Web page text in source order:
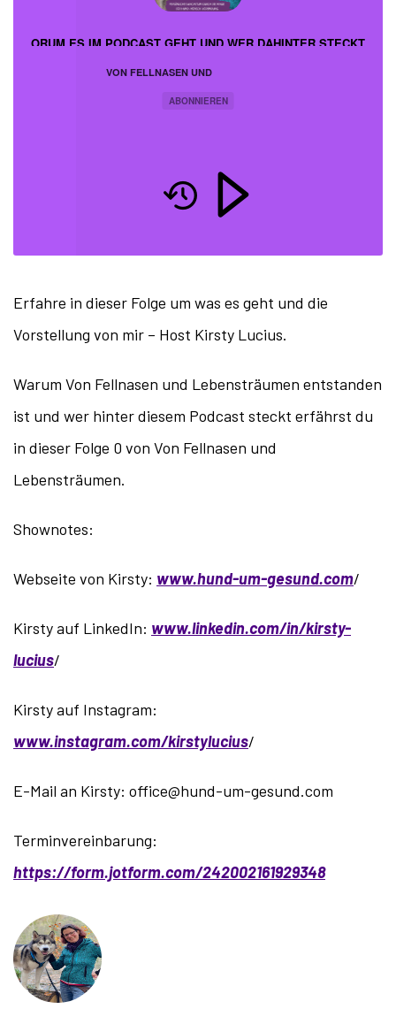
VON FELLNASEN UND
ABONNIEREN
WORUM ES IM PODCAST GEHT UND WER DAHINTER STECKT
Erfahre in dieser Folge um was es geht und die
Vorstellung von mir – Host Kirsty Lucius.
Warum Von Fellnasen und Lebensträumen entstanden
ist und wer hinter diesem Podcast steckt erfährst du
in dieser Folge 0 von Von Fellnasen und
Lebensträumen.
Shownotes:
Webseite von Kirsty: www.hund-um-gesund.com/
Kirsty auf LinkedIn: www.linkedin.com/in/kirsty-
lucius/
Kirsty auf Instagram:
www.instagram.com/kirstylucius/
E-Mail an Kirsty: office@hund-um-gesund.com
Terminvereinbarung:
https://form.jotform.com/242002161929348